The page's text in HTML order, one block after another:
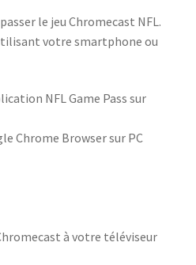
le jeu Chromecast NFL.
votre smartphone ou
NFL Game Pass sur
Chrome Browser sur PC
à votre téléviseur